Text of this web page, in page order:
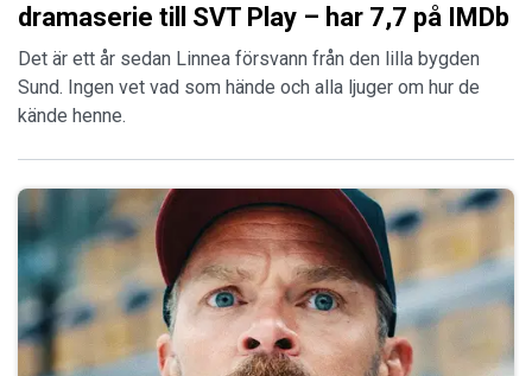
dramaserie till SVT Play – har 7,7 på IMDb
Det är ett år sedan Linnea försvann från den lilla bygden
Sund. Ingen vet vad som hände och alla ljuger om hur de
kände henne.